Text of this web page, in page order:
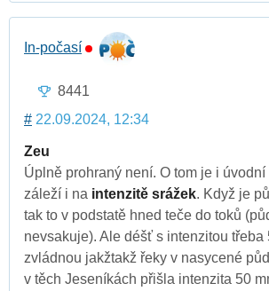
In-počasí
8441
# 22.09.2024, 12:34
Zeu
Úplně prohraný není. O tom je i
záleží i na intenzitě srážek. Když je
tak to v podstatě hned teče do toků
nevsakuje). Ale déšť s intenzitou třeba
zvládnou jakžtakž řeky v nasycené
v těch Jeseníkách přišla intenzita 50